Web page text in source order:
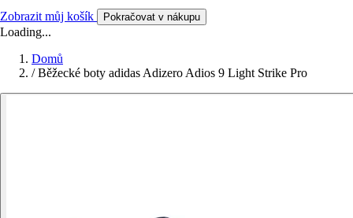
Zobrazit můj košík Pokračovat v nákupu
Loading...
Domů
/ Běžecké boty adidas Adizero Adios 9 Light Strike Pro